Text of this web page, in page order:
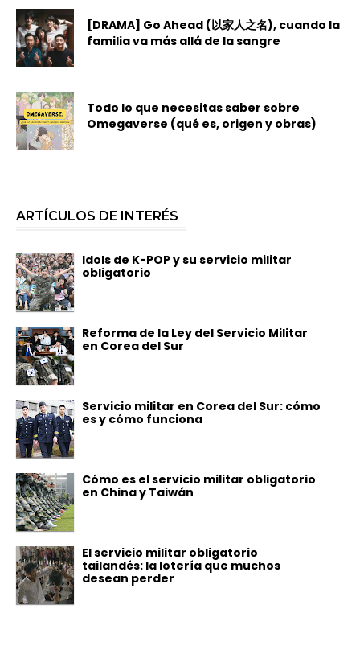
[DRAMA] Go Ahead (以家人之名), cuando la
familia va más allá de la sangre
Todo lo que necesitas saber sobre
Omegaverse (qué es, origen y obras)
ARTÍCULOS DE INTERÉS
Idols de K-POP y su servicio militar
obligatorio
Reforma de la Ley del Servicio Militar
en Corea del Sur
Servicio militar en Corea del Sur: cómo
es y cómo funciona
Cómo es el servicio militar obligatorio
en China y Taiwán
El servicio militar obligatorio
tailandés: la lotería que muchos
desean perder